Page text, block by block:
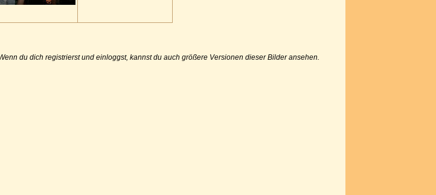
du dich registrierst und einloggst, kannst du auch größere Versionen dieser Bilder ansehen.